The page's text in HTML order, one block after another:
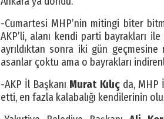
-Cumartesi MHP’nin mitingi biter
AKP’li, alanı kendi parti bayrakları
ayrıldıktan sonra iki gün
asanlar çoktu ama o bayrakları
-AKP İl Başkanı Murat Kılıçda, MHP
etti, en fazla kalabalığı kendilerinin